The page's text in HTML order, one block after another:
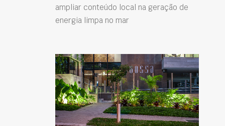
ampliar conteúdo local na geração de
energia limpa no mar